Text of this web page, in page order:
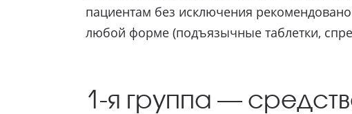
пациентам без исключения
любой форме (подъязычные таблетки,
1-я группа —